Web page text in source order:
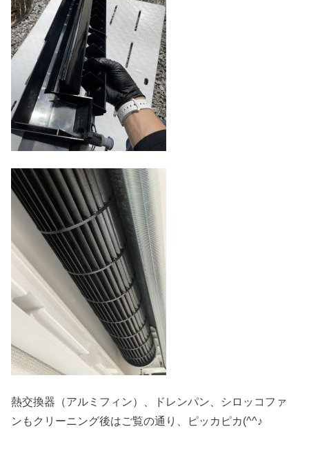
熱交換器（アルミフィン）、ドレンパン、シロッコファ
ンもクリーニング後はご覧の通り、ピッカピカ(^^♪